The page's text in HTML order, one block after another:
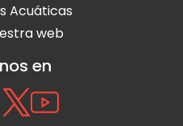
Acuáticas
web
en